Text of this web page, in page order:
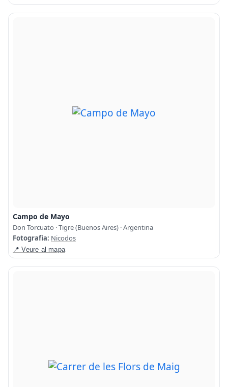
Campo de Mayo
Don Torcuato · Tigre (Buenos Aires) · Argentina
Fotografia: Nicodos
📍 Veure al mapa